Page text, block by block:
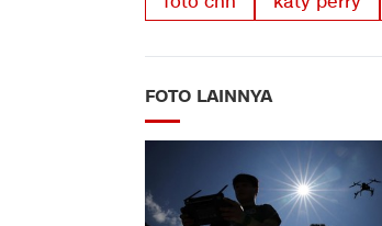
FOTO LAINNYA